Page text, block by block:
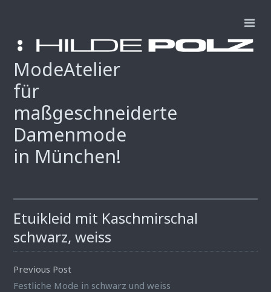
ModeAtelier
für
maßgeschneiderte
Damenmode
in München!
Etuikleid mit Kaschmirschal
schwarz, weiss
Previous Post
Festliche Mode in schwarz und weiss